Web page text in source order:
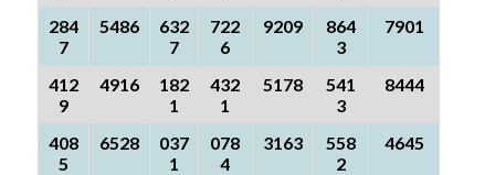
284
7
5486
632
7
722
6
9209
864
3
7901
412
9
4916
182
1
432
1
5178
541
3
8444
408
5
6528
037
1
078
4
3163
558
2
4645